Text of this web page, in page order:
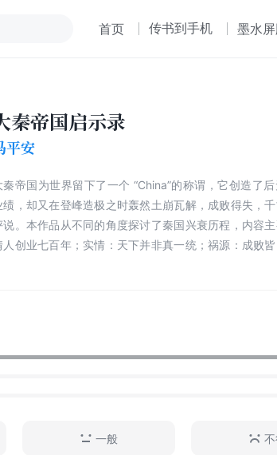
首页 传书到手机 墨水
秦帝国启示录
平安
秦帝国为世界留下了一个 “China”的称谓，它创造了
绩，却又在登峰造极之时轰然土崩瓦解，成败得失，
说。本作品从不同的角度探讨了秦国兴衰历程，内容
人创业七百年；实情：天下并非真一统；祸源：成败
一般